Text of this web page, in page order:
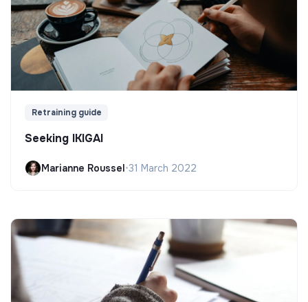
Retraining guide
Seeking IKIGAI
Marianne Roussel•31 March 2022